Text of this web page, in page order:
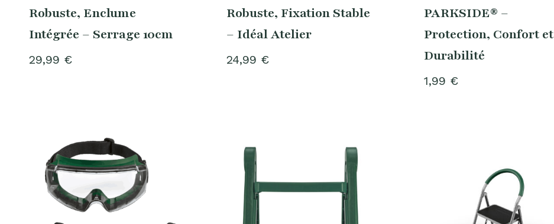
Robuste, Enclume
Intégrée – Serrage 10cm
29,99 €
Robuste, Fixation Stable
– Idéal Atelier
24,99 €
PARKSIDE® –
Protection, Confort et
Durabilité
1,99 €